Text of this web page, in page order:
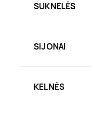
SUKNELĖS
SIJONAI
KELNĖS